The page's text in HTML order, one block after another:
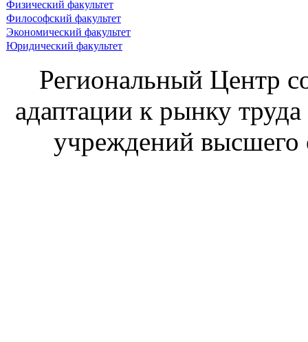
Физический факультет
Философский факультет
Экономический факультет
Юридический факультет
Региональный Центр
адаптации к рынку
учреждений